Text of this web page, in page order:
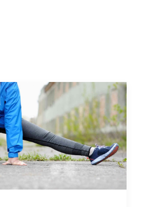
Zoeken
/ Registreren